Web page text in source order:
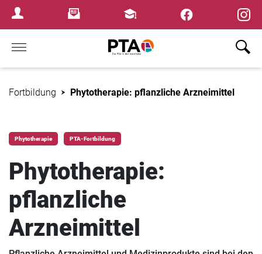
Login MenuNewsletterFortbildungen
Home
Fortbildung Phytotherapie: pflanzliche Arzneimittel
Phytotherapie PTA-Fortbildung
Phytotherapie:
pflanzliche
Arzneimittel
×